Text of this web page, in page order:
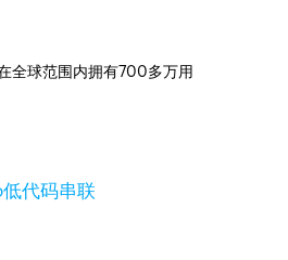
全球范围内拥有700多万用
代码串联